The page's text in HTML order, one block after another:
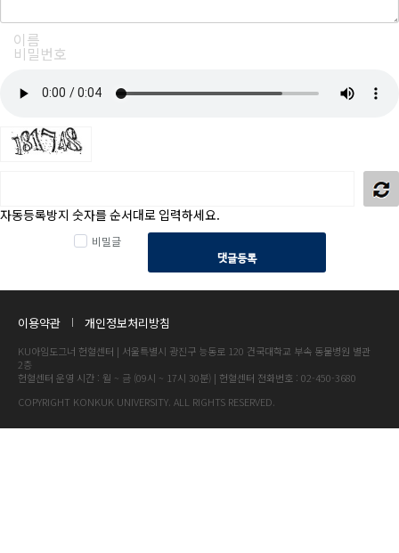
자동등록방지 숫자를 순서대로 입력하세요.
비밀글
댓글등록
이용약관 개인정보처리방침
KU아임도그너 헌혈센터 | 서울특별시 광진구 능동로 120 건국대학교 부속 동물병원 별관
2층
헌혈센터 운영 시간 : 월 ~ 금 (09시 ~ 17시 30분) | 헌혈센터 전화번호 : 02-450-3680
COPYRIGHT KONKUK UNIVERSITY. ALL RIGHTS RESERVED.